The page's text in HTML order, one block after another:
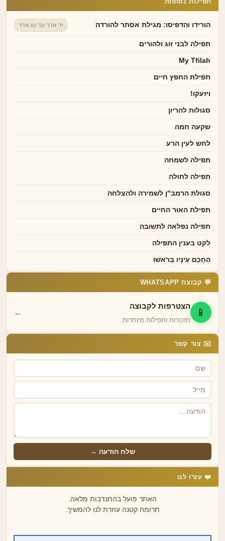
הורידו והדפיסו: מגילת אסתר להורדה יד אדר עד טו אדר
תפילה לבני זוג ולהורים
My Tfilah
תפילת החפץ חיים
ויזעקו!
סגולות להריון
שקעה חמה
לחש לעין הרע
תפילה לשמחה
תפילה לחולה
סגולת הרמב"ן לשמירה ולהצלחה
תפילת האור החיים
תפילה נפלאה לתשובה
לקט בענין התפילה
הֶחָכָם עֵינָיו בְּרֹאשׁוֹ
💬 קבוצת WHATSAPP
📱
הצטרפות לקבוצה
תזכורות ותפילות מיוחדות
←
✉️ צור קשר
שלח הודעה →
❤️ עזרו לנו
האתר פועל בהתנדבות מלאה.
תרומה קטנה עוזרת לנו להמשיך.